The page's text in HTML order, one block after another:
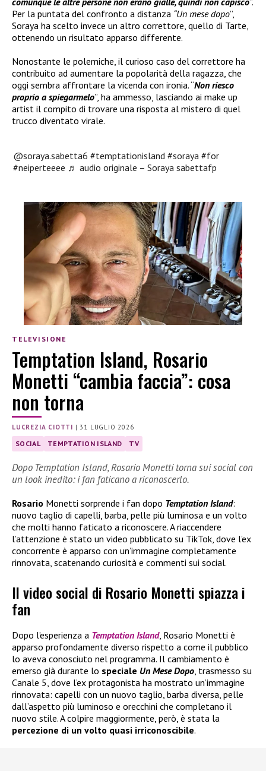
Per la puntata del confronto a distanza “Un mese dopo”,
Soraya ha scelto invece un altro correttore, quello di Tarte,
ottenendo un risultato apparso differente.
Nonostante le polemiche, il curioso caso del correttore ha
contribuito ad aumentare la popolarità della ragazza, che
oggi sembra affrontare la vicenda con ironia. “Non riesco
proprio a spiegarmelo”, ha ammesso, lasciando ai make up
artist il compito di trovare una risposta al mistero di quel
trucco diventato virale.
@soraya.sabetta6 #temptationisland #soraya #for
#neiperteeee ♬ audio originale – Soraya sabettafp
TELEVISIONE
Temptation Island, Rosario
Monetti “cambia faccia”: cosa
non torna
LUCREZIA CIOTTI |31 LUGLIO 2026
SOCIAL TEMPTATION ISLAND TV
Dopo Temptation Island, Rosario Monetti torna sui social con
un look inedito: i fan faticano a riconoscerlo.
Rosario Monetti sorprende i fan dopo Temptation Island:
nuovo taglio di capelli, barba, pelle più luminosa e un volto
che molti hanno faticato a riconoscere. A riaccendere
l’attenzione è stato un video pubblicato su TikTok, dove l’ex
concorrente è apparso con un’immagine completamente
rinnovata, scatenando curiosità e commenti sui social.
Il video social di Rosario Monetti spiazza i
fan
Dopo l’esperienza a Temptation Island, Rosario Monetti è
apparso profondamente diverso rispetto a come il pubblico
lo aveva conosciuto nel programma. Il cambiamento è
emerso già durante lo speciale Un Mese Dopo, trasmesso su
Canale 5, dove l’ex protagonista ha mostrato un’immagine
rinnovata: capelli con un nuovo taglio, barba diversa, pelle
dall’aspetto più luminoso e orecchini che completano il
nuovo stile. A colpire maggiormente, però, è stata la
percezione di un volto quasi irriconoscibile.